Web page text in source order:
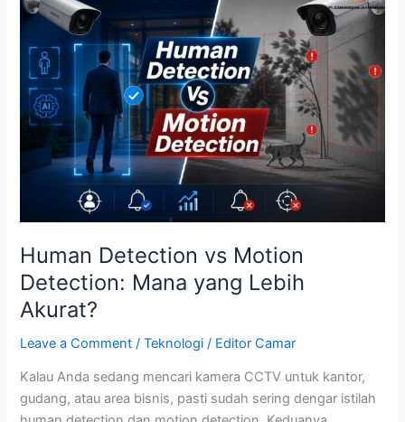
Human Detection vs Motion
Detection: Mana yang Lebih
Akurat?
Leave a Comment /Teknologi / Editor Camar
Kalau Anda sedang mencari kamera CCTV untuk kantor,
gudang, atau area bisnis, pasti sudah sering dengar istilah
Detection
vs
Motion
Detection:
Mana
yang
Akurat?